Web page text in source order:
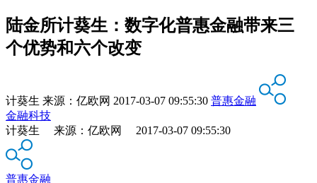
陆金所计葵生：数字化普惠金融带来三
个优势和六个改变
计葵生 来源： 亿欧网 2017-03-07 09:55:30 普惠金融
金融科技
计葵生 来源：亿欧网 2017-03-07 09:55:30
普惠金融